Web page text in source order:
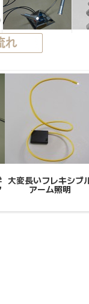
大変長いフレキシブ
アーム照明